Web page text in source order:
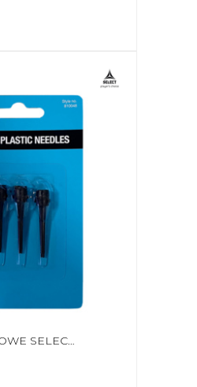
IGŁY PLASTIKOWE SELECT 3 SZT. 15858